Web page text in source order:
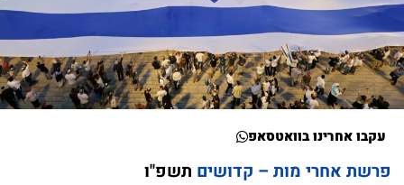
עקבו אחרינו בוואטסאפ
פרשת אחרי מות – קדושים תשפ"ו